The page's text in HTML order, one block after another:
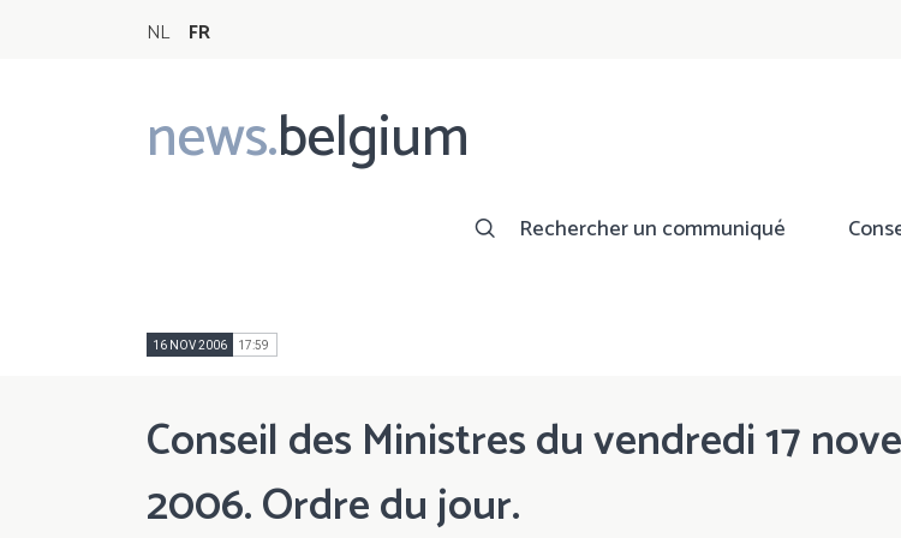
NL FR
news.belgium
Main
navigation
Rechercher un communiqué
16 NOV 2006 17:59
Conseil des Ministres du vendredi 17
2006. Ordre du jour.